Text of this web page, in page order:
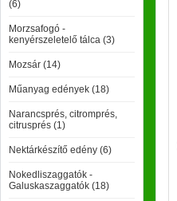
(6)
Morzsafogó -
kenyérszeletelő tálca (3)
Mozsár (14)
Műanyag edények (18)
Narancsprés, citromprés,
citrusprés (1)
Nektárkészítő edény (6)
Nokedliszaggatók -
Galuskaszaggatók (18)